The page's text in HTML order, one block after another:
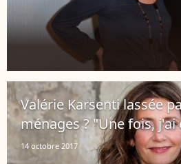
Valérie Karsenti lassée
ménages ? "Une fois, j'ai
14 octobre 2017